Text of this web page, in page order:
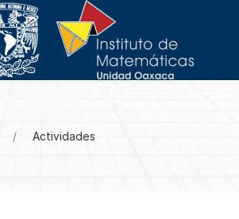
Actividades